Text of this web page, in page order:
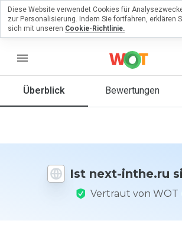
menu
Überblick Bewertungen
Ist next-inthe.ru
Vertraut von WOT
eine
würden
Skala von
Diese Website verwendet Cookies für
zur Personalisierung. Indem Sie fortfahren, erklären
sich mit unseren Cookie-Richtlinie.